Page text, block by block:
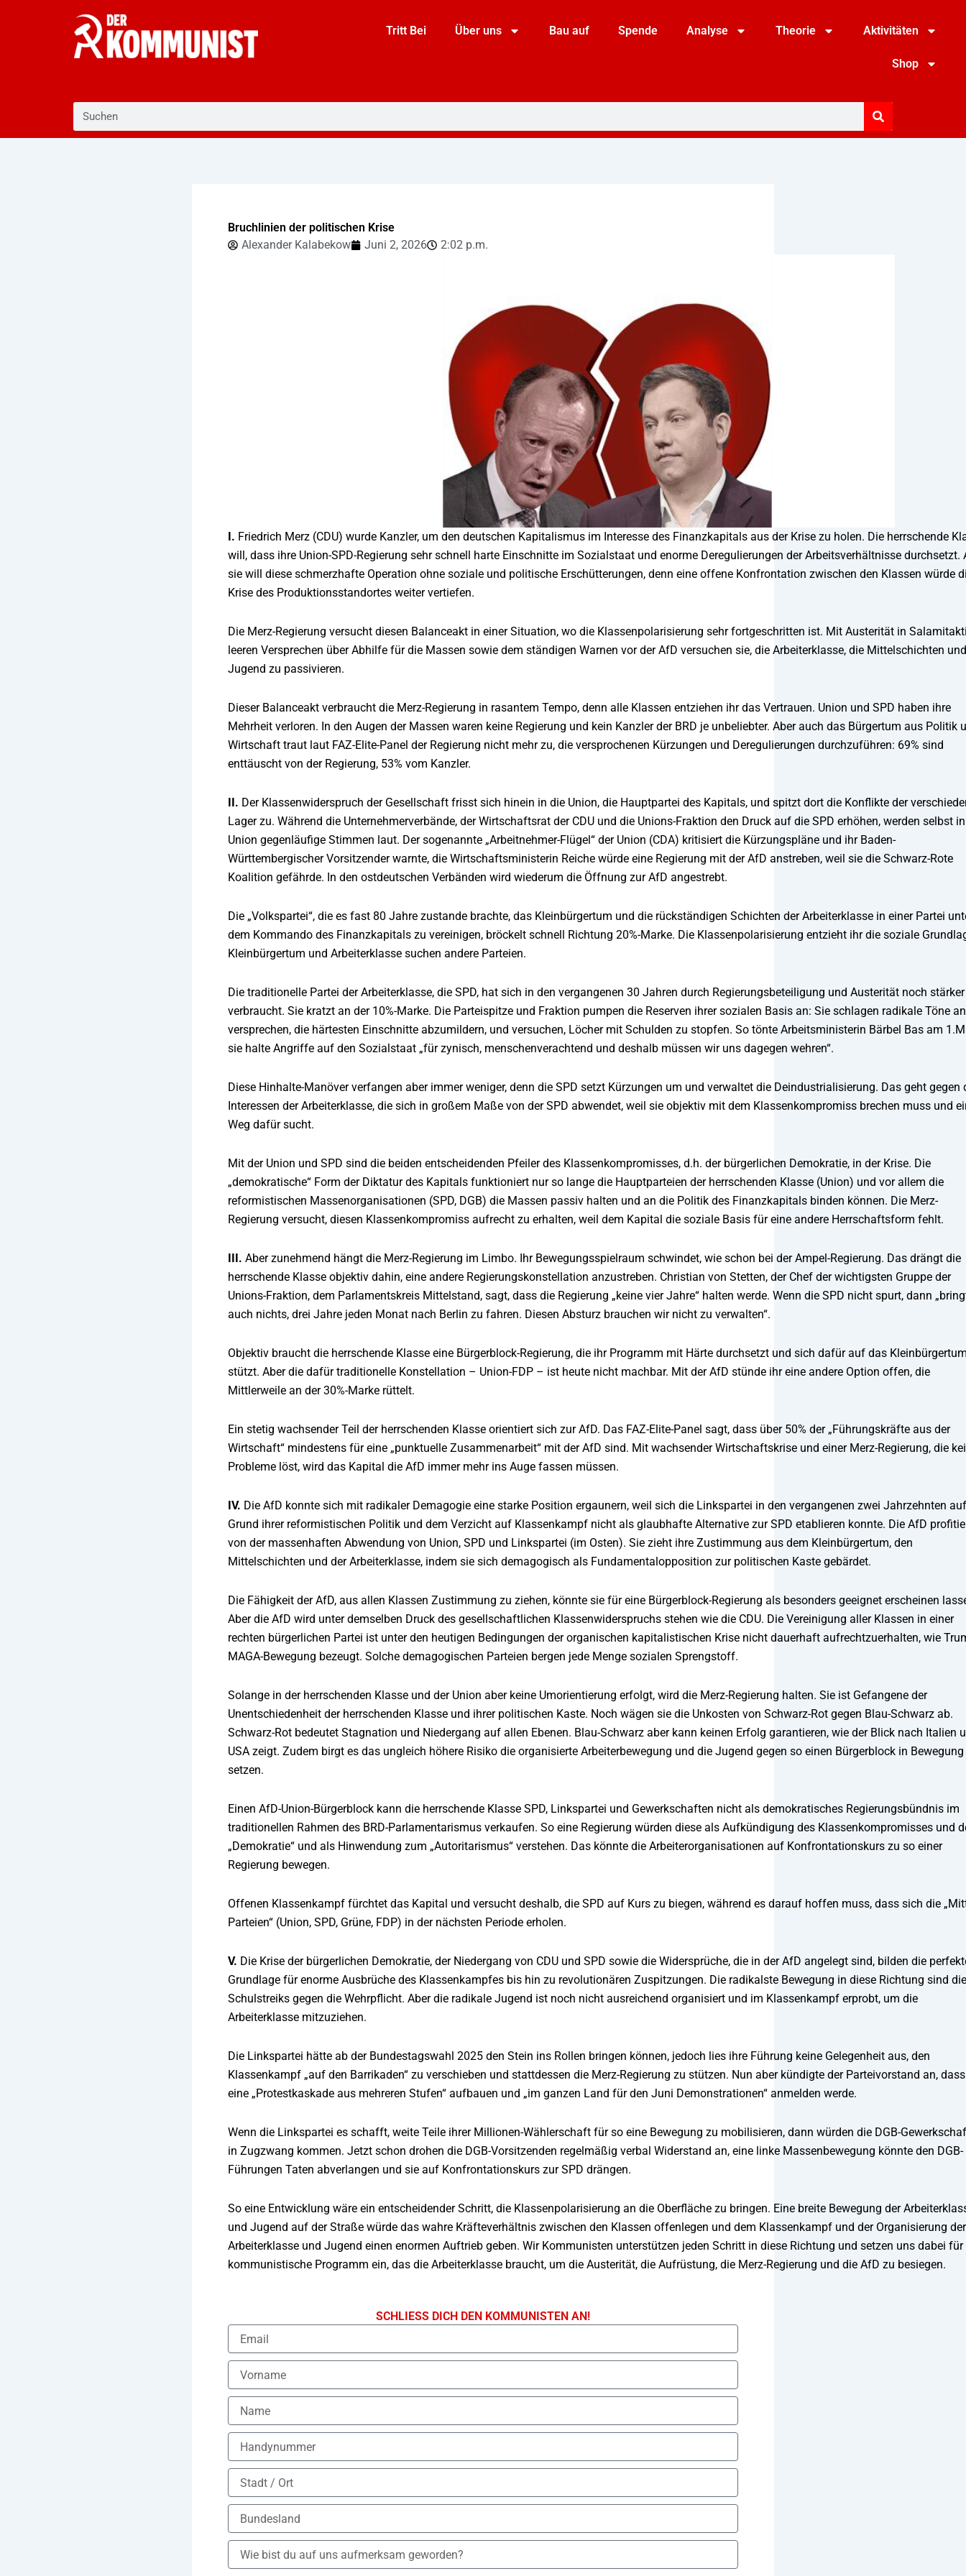
Tritt Bei Über uns Bau auf Spende Analyse Theorie Aktivitäten
Shop
Bruchlinien der politischen Krise
Alexander Kalabekow
Juni 2, 2026 2:02 p.m.
I. Friedrich Merz (CDU) wurde Kanzler, um den deutschen Kapitalismus im Interesse des Finanzkapitals aus der Krise zu holen. Die herrschende
will, dass ihre Union-SPD-Regierung sehr schnell harte Einschnitte im Sozialstaat und enorme Deregulierungen der Arbeitsverhältnisse durchsetzt.
sie will diese schmerzhafte Operation ohne soziale und politische Erschütterungen, denn eine offene Konfrontation zwischen den Klassen würde
Krise des Produktionsstandortes weiter vertiefen.
Die Merz-Regierung versucht diesen Balanceakt in einer Situation, wo die Klassenpolarisierung sehr fortgeschritten ist. Mit Austerität in
leeren Versprechen über Abhilfe für die Massen sowie dem ständigen Warnen vor der AfD versuchen sie, die Arbeiterklasse, die Mittelschichten
Jugend zu passivieren.
Dieser Balanceakt verbraucht die Merz-Regierung in rasantem Tempo, denn alle Klassen entziehen ihr das Vertrauen. Union und SPD haben ihre
Mehrheit verloren. In den Augen der Massen waren keine Regierung und kein Kanzler der BRD je unbeliebter. Aber auch das Bürgertum aus Politik
Wirtschaft traut laut FAZ-Elite-Panel der Regierung nicht mehr zu, die versprochenen Kürzungen und Deregulierungen durchzuführen: 69% sind
enttäuscht von der Regierung, 53% vom Kanzler.
II. Der Klassenwiderspruch der Gesellschaft frisst sich hinein in die Union, die Hauptpartei des Kapitals, und spitzt dort die Konflikte der
Lager zu. Während die Unternehmerverbände, der Wirtschaftsrat der CDU und die Unions-Fraktion den Druck auf die SPD erhöhen, werden selbst
Union gegenläufige Stimmen laut. Der sogenannte „Arbeitnehmer-Flügel“ der Union (CDA) kritisiert die Kürzungspläne und ihr Baden-
Württembergischer Vorsitzender warnte, die Wirtschaftsministerin Reiche würde eine Regierung mit der AfD anstreben, weil sie die Schwarz-Rote
Koalition gefährde. In den ostdeutschen Verbänden wird wiederum die Öffnung zur AfD angestrebt.
Die „Volkspartei“, die es fast 80 Jahre zustande brachte, das Kleinbürgertum und die rückständigen Schichten der Arbeiterklasse in einer Partei
dem Kommando des Finanzkapitals zu vereinigen, bröckelt schnell Richtung 20%-Marke. Die Klassenpolarisierung entzieht ihr die soziale
Kleinbürgertum und Arbeiterklasse suchen andere Parteien.
Die traditionelle Partei der Arbeiterklasse, die SPD, hat sich in den vergangenen 30 Jahren durch Regierungsbeteiligung und Austerität noch stärker
verbraucht. Sie kratzt an der 10%-Marke. Die Parteispitze und Fraktion pumpen die Reserven ihrer sozialen Basis an: Sie schlagen radikale Töne
versprechen, die härtesten Einschnitte abzumildern, und versuchen, Löcher mit Schulden zu stopfen. So tönte Arbeitsministerin Bärbel Bas am
sie halte Angriffe auf den Sozialstaat „für zynisch, menschenverachtend und deshalb müssen wir uns dagegen wehren“.
Diese Hinhalte-Manöver verfangen aber immer weniger, denn die SPD setzt Kürzungen um und verwaltet die Deindustrialisierung. Das geht gegen
Interessen der Arbeiterklasse, die sich in großem Maße von der SPD abwendet, weil sie objektiv mit dem Klassenkompromiss brechen muss und
Weg dafür sucht.
Mit der Union und SPD sind die beiden entscheidenden Pfeiler des Klassenkompromisses, d.h. der bürgerlichen Demokratie, in der Krise. Die
„demokratische“ Form der Diktatur des Kapitals funktioniert nur so lange die Hauptparteien der herrschenden Klasse (Union) und vor allem die
reformistischen Massenorganisationen (SPD, DGB) die Massen passiv halten und an die Politik des Finanzkapitals binden können. Die Merz-
Regierung versucht, diesen Klassenkompromiss aufrecht zu erhalten, weil dem Kapital die soziale Basis für eine andere Herrschaftsform fehlt.
III. Aber zunehmend hängt die Merz-Regierung im Limbo. Ihr Bewegungsspielraum schwindet, wie schon bei der Ampel-Regierung. Das drängt die
herrschende Klasse objektiv dahin, eine andere Regierungskonstellation anzustreben. Christian von Stetten, der Chef der wichtigsten Gruppe der
Unions-Fraktion, dem Parlamentskreis Mittelstand, sagt, dass die Regierung „keine vier Jahre“ halten werde. Wenn die SPD nicht spurt, dann
auch nichts, drei Jahre jeden Monat nach Berlin zu fahren. Diesen Absturz brauchen wir nicht zu verwalten“.
Objektiv braucht die herrschende Klasse eine Bürgerblock-Regierung, die ihr Programm mit Härte durchsetzt und sich dafür auf das
stützt. Aber die dafür traditionelle Konstellation – Union-FDP – ist heute nicht machbar. Mit der AfD stünde ihr eine andere Option offen, die
Mittlerweile an der 30%-Marke rüttelt.
Ein stetig wachsender Teil der herrschenden Klasse orientiert sich zur AfD. Das FAZ-Elite-Panel sagt, dass über 50% der „Führungskräfte aus der
Wirtschaft“ mindestens für eine „punktuelle Zusammenarbeit“ mit der AfD sind. Mit wachsender Wirtschaftskrise und einer Merz-Regierung, die
Probleme löst, wird das Kapital die AfD immer mehr ins Auge fassen müssen.
IV. Die AfD konnte sich mit radikaler Demagogie eine starke Position ergaunern, weil sich die Linkspartei in den vergangenen zwei Jahrzehnten auf
Grund ihrer reformistischen Politik und dem Verzicht auf Klassenkampf nicht als glaubhafte Alternative zur SPD etablieren konnte. Die AfD
von der massenhaften Abwendung von Union, SPD und Linkspartei (im Osten). Sie zieht ihre Zustimmung aus dem Kleinbürgertum, den
Mittelschichten und der Arbeiterklasse, indem sie sich demagogisch als Fundamentalopposition zur politischen Kaste gebärdet.
Die Fähigkeit der AfD, aus allen Klassen Zustimmung zu ziehen, könnte sie für eine Bürgerblock-Regierung als besonders geeignet erscheinen
Aber die AfD wird unter demselben Druck des gesellschaftlichen Klassenwiderspruchs stehen wie die CDU. Die Vereinigung aller Klassen in einer
rechten bürgerlichen Partei ist unter den heutigen Bedingungen der organischen kapitalistischen Krise nicht dauerhaft aufrechtzuerhalten, wie
MAGA-Bewegung bezeugt. Solche demagogischen Parteien bergen jede Menge sozialen Sprengstoff.
Solange in der herrschenden Klasse und der Union aber keine Umorientierung erfolgt, wird die Merz-Regierung halten. Sie ist Gefangene der
Unentschiedenheit der herrschenden Klasse und ihrer politischen Kaste. Noch wägen sie die Unkosten von Schwarz-Rot gegen Blau-Schwarz ab.
Schwarz-Rot bedeutet Stagnation und Niedergang auf allen Ebenen. Blau-Schwarz aber kann keinen Erfolg garantieren, wie der Blick nach Italien
USA zeigt. Zudem birgt es das ungleich höhere Risiko die organisierte Arbeiterbewegung und die Jugend gegen so einen Bürgerblock in
setzen.
Einen AfD-Union-Bürgerblock kann die herrschende Klasse SPD, Linkspartei und Gewerkschaften nicht als demokratisches Regierungsbündnis im
traditionellen Rahmen des BRD-Parlamentarismus verkaufen. So eine Regierung würden diese als Aufkündigung des Klassenkompromisses und
„Demokratie“ und als Hinwendung zum „Autoritarismus“ verstehen. Das könnte die Arbeiterorganisationen auf Konfrontationskurs zu so einer
Regierung bewegen.
Offenen Klassenkampf fürchtet das Kapital und versucht deshalb, die SPD auf Kurs zu biegen, während es darauf hoffen muss, dass sich die
Parteien“ (Union, SPD, Grüne, FDP) in der nächsten Periode erholen.
V. Die Krise der bürgerlichen Demokratie, der Niedergang von CDU und SPD sowie die Widersprüche, die in der AfD angelegt sind, bilden die
Grundlage für enorme Ausbrüche des Klassenkampfes bis hin zu revolutionären Zuspitzungen. Die radikalste Bewegung in diese Richtung sind die
Schulstreiks gegen die Wehrpflicht. Aber die radikale Jugend ist noch nicht ausreichend organisiert und im Klassenkampf erprobt, um die
Arbeiterklasse mitzuziehen.
Die Linkspartei hätte ab der Bundestagswahl 2025 den Stein ins Rollen bringen können, jedoch lies ihre Führung keine Gelegenheit aus, den
Klassenkampf „auf den Barrikaden“ zu verschieben und stattdessen die Merz-Regierung zu stützen. Nun aber kündigte der Parteivorstand an,
eine „Protestkaskade aus mehreren Stufen“ aufbauen und „im ganzen Land für den Juni Demonstrationen“ anmelden werde.
Wenn die Linkspartei es schafft, weite Teile ihrer Millionen-Wählerschaft für so eine Bewegung zu mobilisieren, dann würden die DGB-
in Zugzwang kommen. Jetzt schon drohen die DGB-Vorsitzenden regelmäßig verbal Widerstand an, eine linke Massenbewegung könnte den DGB-
Führungen Taten abverlangen und sie auf Konfrontationskurs zur SPD drängen.
So eine Entwicklung wäre ein entscheidender Schritt, die Klassenpolarisierung an die Oberfläche zu bringen. Eine breite Bewegung der
und Jugend auf der Straße würde das wahre Kräfteverhältnis zwischen den Klassen offenlegen und dem Klassenkampf und der Organisierung der
Arbeiterklasse und Jugend einen enormen Auftrieb geben. Wir Kommunisten unterstützen jeden Schritt in diese Richtung und setzen uns dabei für
kommunistische Programm ein, das die Arbeiterklasse braucht, um die Austerität, die Aufrüstung, die Merz-Regierung und die AfD zu besiegen.
SCHLIESS DICH DEN KOMMUNISTEN AN!